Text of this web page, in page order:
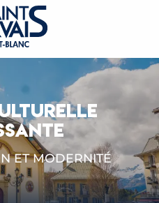
ET MODERNITÉ